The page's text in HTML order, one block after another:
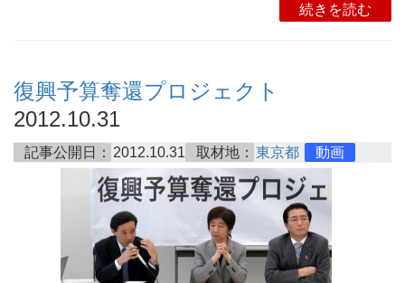
続きを読む
復興予算奪還プロジェクト
2012.10.31
記事公開日： 2012.10.31 取材地： 東京都 動画